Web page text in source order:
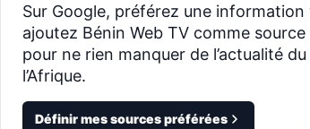
Sur Google, préférez une information
ajoutez Bénin Web TV comme
pour ne rien manquer de l’actualité
l’Afrique.
Définir mes sources préférées